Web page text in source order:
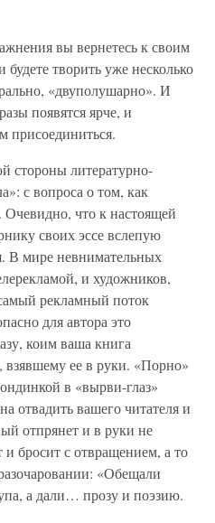
вы вернетесь к своим
творить уже несколько
«двуполушарно». И
появятся ярче, и
присоединиться.
стороны литературно-
с вопроса о том, как
Очевидно, что к настоящей
своих эссе вслепую
В мире невнимательных
и художников,
рекламный поток
для автора это
коим ваша книга
взявшему ее в руки. «Порно»
в «вырви-глаз»
отвадить вашего читателя и
отпрянет и в руки не
бросит с отвращением, а то
«Обещали
а дали… прозу и поэзию.